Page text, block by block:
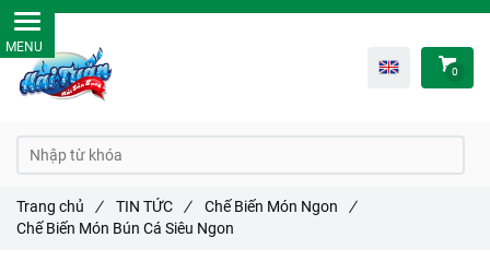
Trang chủ / TIN TỨC / Chế Biến Món Ngon
/
Chế Biến Món Bún Cá Siêu Ngon
0